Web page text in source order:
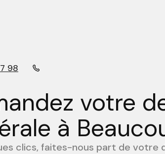
98
votre
à
clics, faites-nous part de votre